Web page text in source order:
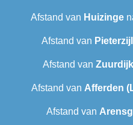
Afstand van Huizinge
Afstand van Pieterzijl
Afstand van Zuurdijk
Afstand van Afferden
Afstand van